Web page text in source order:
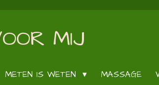
MIJ
METEN IS WETEN MASSAGE